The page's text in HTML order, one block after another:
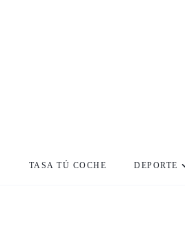
TASA TÚ COCHE DEPORTE